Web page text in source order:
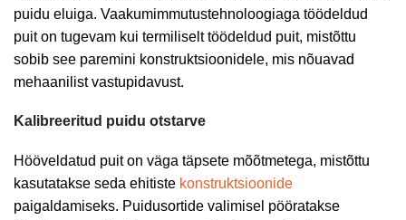
puidu eluiga. Vaakumimmutustehnoloogiaga töödeldud
puit on tugevam kui termiliselt töödeldud puit, mistõttu
sobib see paremini konstruktsioonidele, mis nõuavad
mehaanilist vastupidavust.
Kalibreeritud puidu otstarve
Hööveldatud puit on väga täpsete mõõtmetega, mistõttu
kasutatakse seda ehitiste konstruktsioonide
paigaldamiseks. Puidusortide valimisel pööratakse